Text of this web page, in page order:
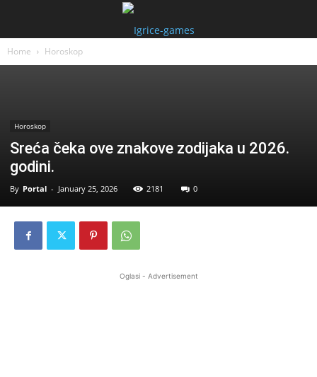
Home Horoskop
Horoskop
Sreća čeka ove znakove zodijaka u 2026.
godini.
By Portal - January 25, 2026 2181 0
Oglasi - Advertisement